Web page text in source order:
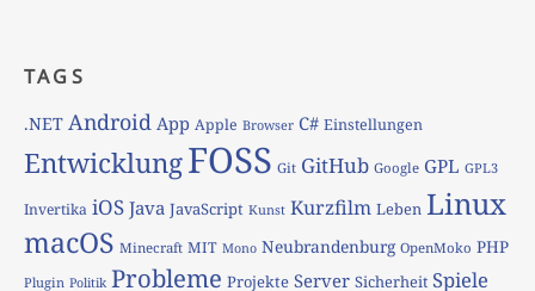
TAGS
.NET Android App Apple Browser C# Einstellungen
EntwicklungFOSS Git GitHub Google GPL GPL3
Invertika iOS Java JavaScript Kunst Kurzfilm Leben Linux
macOS Minecraft MIT Mono Neubrandenburg OpenMoko PHP
Plugin Politik Probleme Projekte Server Sicherheit Spiele